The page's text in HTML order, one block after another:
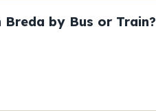
by Bus or Train?